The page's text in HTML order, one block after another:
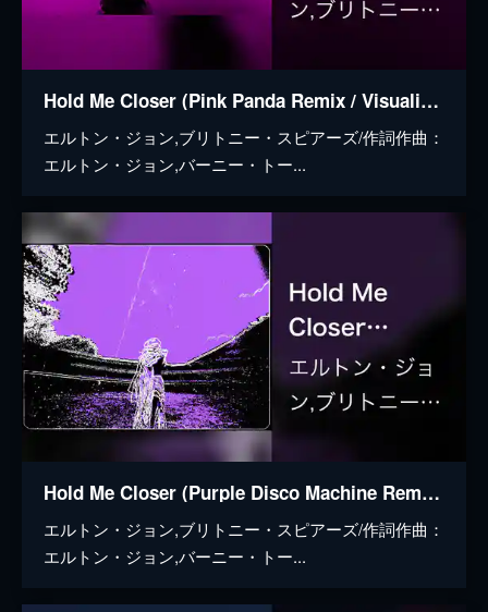
Hold Me Closer (Pink Panda Remix / Visualiser)
エルトン・ジョン,ブリトニー・スピアーズ/作詞作曲：
エルトン・ジョン,バーニー・トー...
Hold Me Closer (Purple Disco Machine Remix / Visualiser)
エルトン・ジョン,ブリトニー・スピアーズ/作詞作曲：
エルトン・ジョン,バーニー・トー...